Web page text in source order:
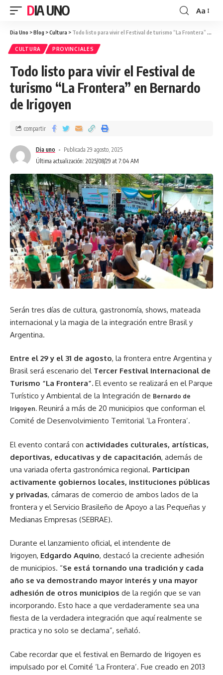
DIA UNO Aa
Dia Uno >Blog >Cultura > Todo listo para vivir el Festival de turismo “La Frontera” en Bernardo de Irigoyen
CULTURA PROVINCIALES
Todo listo para vivir el Festival de
turismo “La Frontera” en Bernardo
de Irigoyen
Última actualización: 2025/08/29 at 7:04 AM
Dia uno Publicada 29 agosto, 2025
compartir
Serán tres días de cultura, gastronomía, shows, mateada
internacional y la magia de la integración entre Brasil y
Argentina.
Entre el 29 y el 31 de agosto, la frontera entre Argentina y
Brasil será escenario del Tercer Festival Internacional de
Turismo “La Frontera”. El evento se realizará en el Parque
Turístico y Ambiental de la Integración de Bernardo de
Irigoyen. Reunirá a más de 20 municipios que conforman el
Comité de Desenvolvimiento Territorial ‘La Frontera’.
El evento contará con actividades culturales, artísticas,
deportivas, educativas y de capacitación, además de
una variada oferta gastronómica regional. Participan
activamente gobiernos locales, instituciones públicas
y privadas, cámaras de comercio de ambos lados de la
frontera y el Servicio Brasileño de Apoyo a las Pequeñas y
Medianas Empresas (SEBRAE).
Durante el lanzamiento oficial, el intendente de
Irigoyen, Edgardo Aquino, destacó la creciente adhesión
de municipios. “Se está tornando una tradición y cada
año se va demostrando mayor interés y una mayor
adhesión de otros municipios de la región que se van
incorporando. Esto hace a que verdaderamente sea una
fiesta de la verdadera integración que aquí realmente se
practica y no solo se declama”, señaló.
Cabe recordar que el festival en Bernardo de Irigoyen es
impulsado por el Comité ‘La Frontera’. Fue creado en 2013